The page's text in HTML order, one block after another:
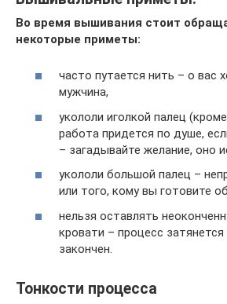
Во время вышивания стоит
некоторые приметы:
часто путается нить – о вас
мужчина,
укололи иголкой палец
работа придется по душе,
– загадывайте желание, оно
укололи большой палец –
или того, кому вы готовите
нельзя оставлять
кровати – процесс
закончен.
Тонкости процесса